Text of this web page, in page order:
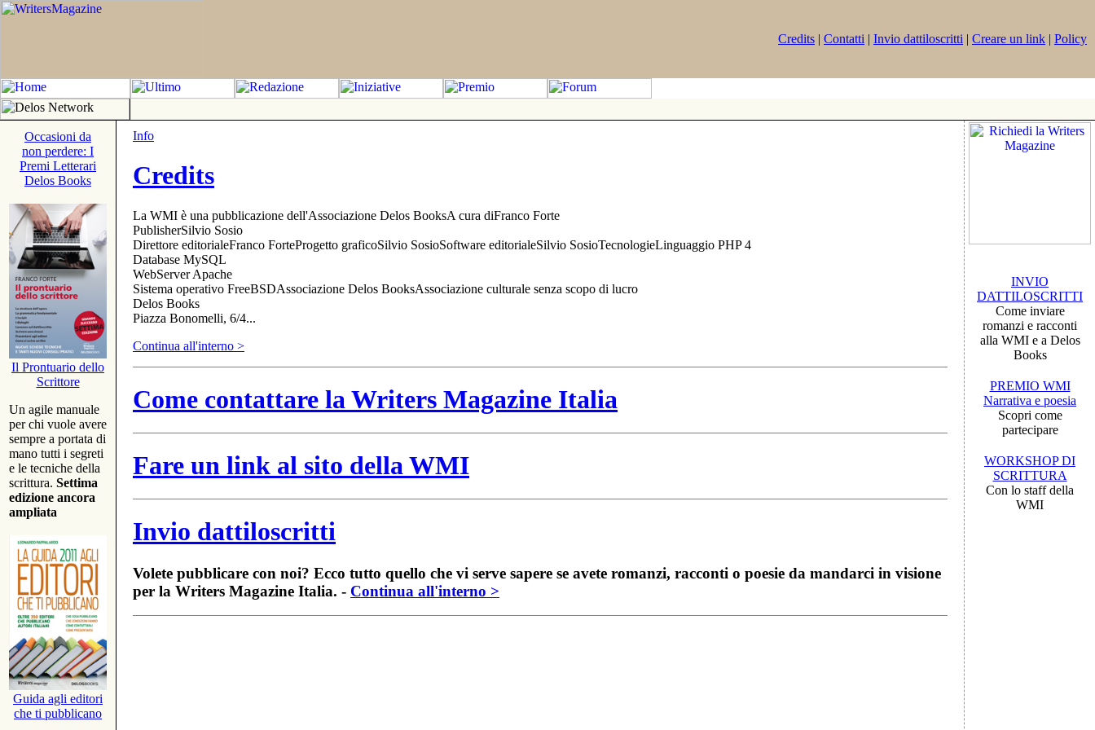
Credits | Contatti | Invio dattiloscritti | Creare un link | Policy
Occasioni da
non perdere: I
Premi Letterari
Delos Books
Il Prontuario dello
Scrittore
Un agile manuale
per chi vuole avere
sempre a portata di
mano tutti i segreti
e le tecniche della
scrittura. Settima
edizione ancora
ampliata
Guida agli editori
che ti pubblicano
Info
Credits
La WMI è una pubblicazione dell'Associazione Delos BooksA cura diFranco Forte
PublisherSilvio Sosio
Direttore editorialeFranco ForteProgetto graficoSilvio SosioSoftware editorialeSilvio SosioTecnologieLinguaggio PHP 4
Database MySQL
WebServer Apache
Sistema operativo FreeBSDAssociazione Delos BooksAssociazione culturale senza scopo di lucro
Delos Books
Piazza Bonomelli, 6/4...
Continua all'interno >
Come contattare la Writers Magazine Italia
Fare un link al sito della WMI
Invio dattiloscritti
Volete pubblicare con noi? Ecco tutto quello che vi serve sapere se avete romanzi, racconti o poesie da mandarci in visione
per la Writers Magazine Italia. - Continua all'interno >
INVIO
DATTILOSCRITTI
Come inviare
romanzi e racconti
alla WMI e a Delos
Books
PREMIO WMI
Narrativa e poesia
Scopri come
partecipare
WORKSHOP DI
SCRITTURA
Con lo staff della
WMI